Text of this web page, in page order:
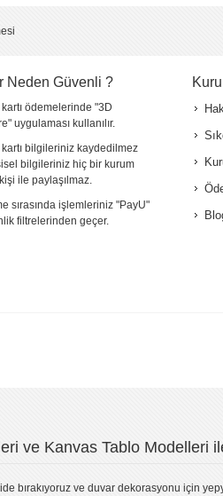
Neden Güvenli ?
kartı ödemelerinde "3D
uygulaması kullanılır.
kartı bilgileriniz kaydedilmez
bilgileriniz hiç bir kurum
ile paylaşılmaz.
sırasında işlemleriniz "PayU"
filtrelerinden geçer.
ve Kanvas Tablo Modelleri
bırakıyoruz ve duvar dekorasyonu için